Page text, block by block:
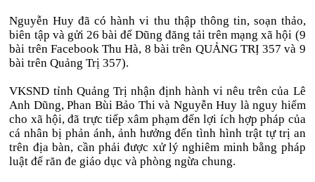
Nguyễn Huy đã có hành vi thu thập thông tin, soạn thảo,
biên tập và gửi 26 bài để Dũng đăng tải trên mạng xã hội (9
bài trên Facebook Thu Hà, 8 bài trên QUẢNG TRỊ 357 và 9
bài trên Quảng Trị 357).
VKSND tỉnh Quảng Trị nhận định hành vi nêu trên của Lê
Anh Dũng, Phan Bùi Bảo Thi và Nguyễn Huy là nguy hiểm
cho xã hội, đã trực tiếp xâm phạm đến lợi ích hợp pháp của
cá nhân bị phản ánh, ảnh hưởng đến tình hình trật tự trị an
trên địa bàn, cần phải được xử lý nghiêm minh bằng pháp
luật để răn đe giáo dục và phòng ngừa chung.